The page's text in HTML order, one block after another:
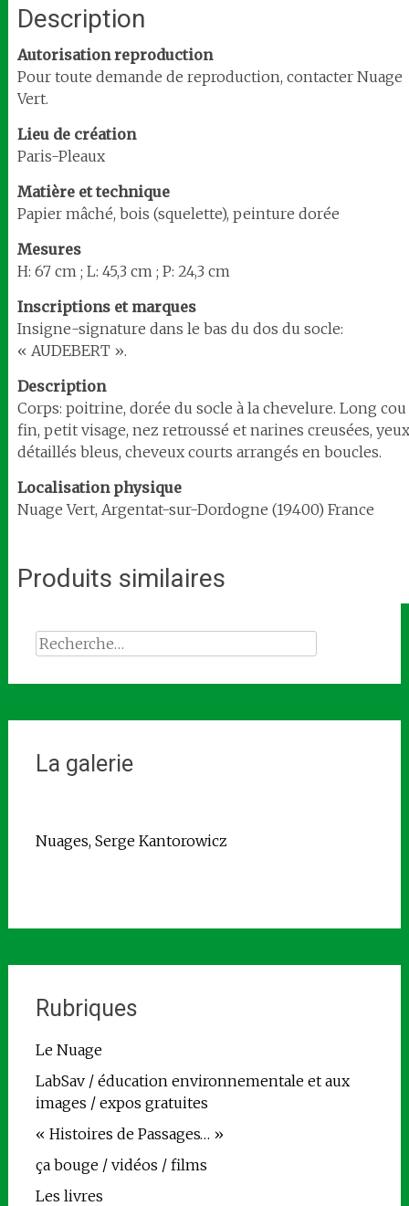
Description
Autorisation reproduction
Pour toute demande de reproduction, contacter Nuage
Vert.
Lieu de création
Paris-Pleaux
Matière et technique
Papier mâché, bois (squelette), peinture dorée
Mesures
H: 67 cm ; L: 45,3 cm ; P: 24,3 cm
Inscriptions et marques
Insigne-signature dans le bas du dos du socle:
« AUDEBERT ».
Description
Corps: poitrine, dorée du socle à la chevelure. Long cou
fin, petit visage, nez retroussé et narines creusées, yeux
détaillés bleus, cheveux courts arrangés en boucles.
Localisation physique
Nuage Vert, Argentat-sur-Dordogne (19400) France
Produits similaires
Rechercher :
La galerie
Nuages, Serge Kantorowicz
Rubriques
Le Nuage
LabSav / éducation environnementale et aux
images / expos gratuites
« Histoires de Passages… »
ça bouge / vidéos / films
Les livres